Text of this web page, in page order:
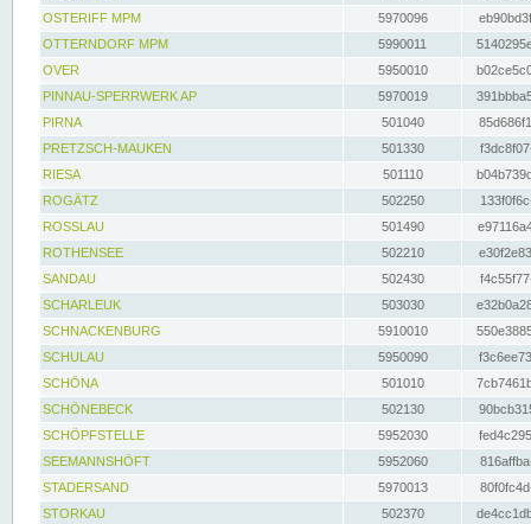
OSTERIFF MPM
5970096
OTTERNDORF MPM
5990011
OVER
5950010
PINNAU-SPERRWERK AP
5970019
PIRNA
501040
PRETZSCH-MAUKEN
501330
RIESA
501110
ROGÄTZ
502250
ROSSLAU
501490
ROTHENSEE
502210
SANDAU
502430
SCHARLEUK
503030
SCHNACKENBURG
5910010
SCHULAU
5950090
SCHÖNA
501010
SCHÖNEBECK
502130
SCHÖPFSTELLE
5952030
SEEMANNSHÖFT
5952060
STADERSAND
5970013
STORKAU
502370